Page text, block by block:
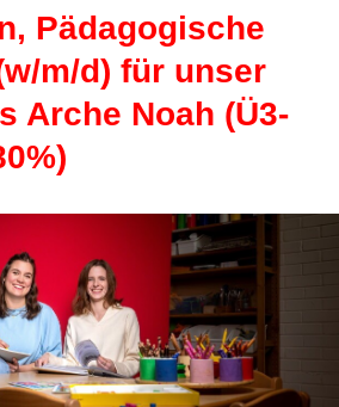
Pädagogische
m/d) für unser
Arche Noah (Ü3-